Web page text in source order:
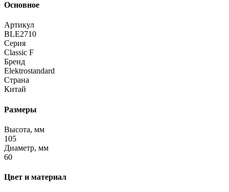
Основное
Артикул
BLE2710
Серия
Classic F
Бренд
Elektrostandard
Страна
Китай
Размеры
Высота, мм
105
Диаметр, мм
60
Цвет и материал